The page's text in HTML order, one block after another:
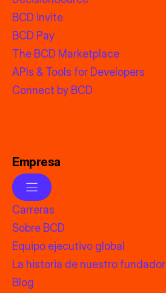
BCD invite
BCD Pay
The BCD Marketplace
APIs & Tools for Developers
Connect by BCD
Empresa
Carreras
Sobre BCD
Equipo ejecutivo global
La historia de nuestro fundador
Blog